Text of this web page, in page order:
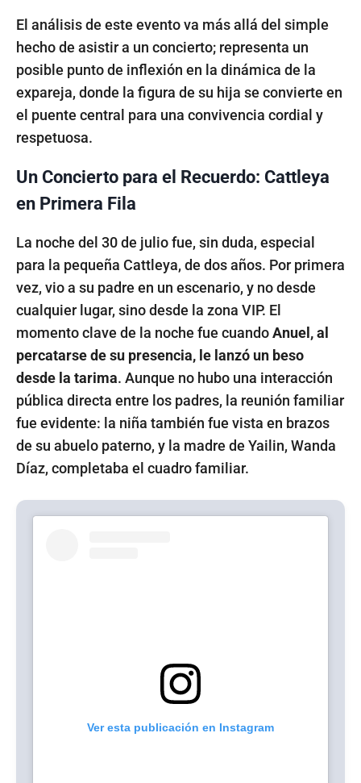
El análisis de este evento va más allá del simple
hecho de asistir a un concierto; representa un
posible punto de inflexión en la dinámica de la
expareja, donde la figura de su hija se convierte en
el puente central para una convivencia cordial y
respetuosa.
Un Concierto para el Recuerdo: Cattleya
en Primera Fila
La noche del 30 de julio fue, sin duda, especial
para la pequeña Cattleya, de dos años. Por primera
vez, vio a su padre en un escenario, y no desde
cualquier lugar, sino desde la zona VIP. El
momento clave de la noche fue cuandoAnuel, al
percatarse de su presencia, le lanzó un beso
desde la tarima. Aunque no hubo una interacción
pública directa entre los padres, la reunión familiar
fue evidente: la niña también fue vista en brazos
de su abuelo paterno, y la madre de Yailin, Wanda
Díaz, completaba el cuadro familiar.
Ver esta publicación en Instagram